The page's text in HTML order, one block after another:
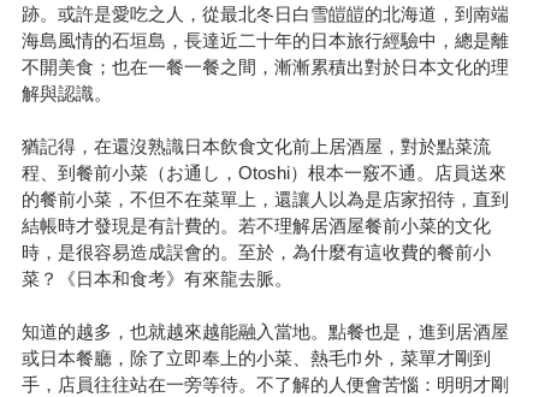
跡。或許是愛吃之人，從最北冬日白雪皚皚的北海道，到南端
海島風情的石垣島，長達近二十年的日本旅行經驗中，總是離
不開美食；也在一餐一餐之間，漸漸累積出對於日本文化的理
解與認識。
猶記得，在還沒熟識日本飲食文化前上居酒屋，對於點菜流
程、到餐前小菜（お通し，Otoshi）根本一竅不通。店員送來
的餐前小菜，不但不在菜單上，還讓人以為是店家招待，直到
結帳時才發現是有計費的。若不理解居酒屋餐前小菜的文化
時，是很容易造成誤會的。至於，為什麼有這收費的餐前小
菜？《日本和食考》有來龍去脈。
知道的越多，也就越來越能融入當地。點餐也是，進到居酒屋
或日本餐廳，除了立即奉上的小菜、熱毛巾外，菜單才剛到
手，店員往往站在一旁等待。不了解的人便會苦惱：明明才剛